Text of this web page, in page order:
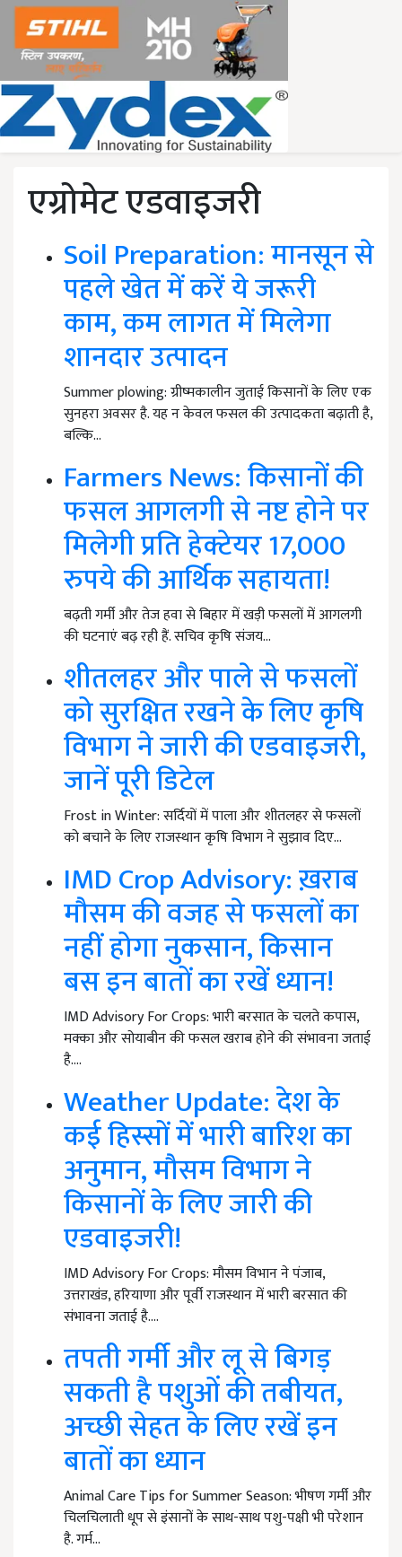
एग्रोमेट एडवाइजरी
Soil Preparation: मानसून से
पहले खेत में करें ये जरूरी
काम, कम लागत में मिलेगा
शानदार उत्पादन
Summer plowing: ग्रीष्मकालीन जुताई किसानों के लिए एक
सुनहरा अवसर है. यह न केवल फसल की उत्पादकता बढ़ाती है,
बल्कि…
Farmers News: किसानों की
फसल आगलगी से नष्ट होने पर
मिलेगी प्रति हेक्टेयर 17,000
रुपये की आर्थिक सहायता!
बढ़ती गर्मी और तेज हवा से बिहार में खड़ी फसलों में आगलगी
की घटनाएं बढ़ रही हैं. सचिव कृषि संजय…
शीतलहर और पाले से फसलों
को सुरक्षित रखने के लिए कृषि
विभाग ने जारी की एडवाइजरी,
जानें पूरी डिटेल
Frost in Winter: सर्दियों में पाला और शीतलहर से फसलों
को बचाने के लिए राजस्थान कृषि विभाग ने सुझाव दिए…
IMD Crop Advisory: ख़राब
मौसम की वजह से फसलों का
नहीं होगा नुकसान, किसान
बस इन बातों का रखें ध्यान!
IMD Advisory For Crops: भारी बरसात के चलते कपास,
मक्का और सोयाबीन की फसल खराब होने की संभावना जताई
है.…
Weather Update: देश के
कई हिस्सों में भारी बारिश का
अनुमान, मौसम विभाग ने
किसानों के लिए जारी की
एडवाइजरी!
IMD Advisory For Crops: मौसम विभान ने पंजाब,
उत्तराखंड, हरियाणा और पूर्वी राजस्थान में भारी बरसात की
संभावना जताई है.…
तपती गर्मी और लू से बिगड़
सकती है पशुओं की तबीयत,
अच्छी सेहत के लिए रखें इन
बातों का ध्यान
Animal Care Tips for Summer Season: भीषण गर्मी और
चिलचिलाती धूप से इंसानों के साथ-साथ पशु-पक्षी भी परेशान
है. गर्म…